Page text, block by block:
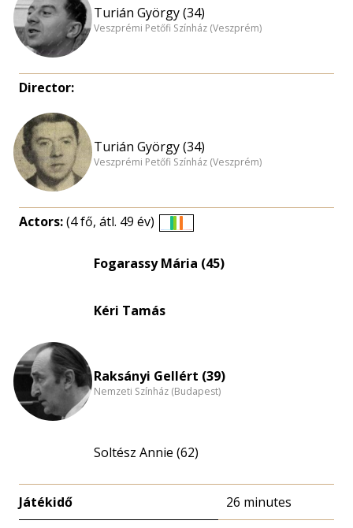
Turián György (34)
Veszprémi Petőfi Színház (Veszprém)
Director:
Turián György (34)
Veszprémi Petőfi Színház (Veszprém)
Actors:(4 fő, átl. 49 év)
eloszlás
Fogarassy Mária (45)
Kéri Tamás
Raksányi Gellért (39)
Nemzeti Színház (Budapest)
Soltész Annie (62)
Játékidő 26 minutes